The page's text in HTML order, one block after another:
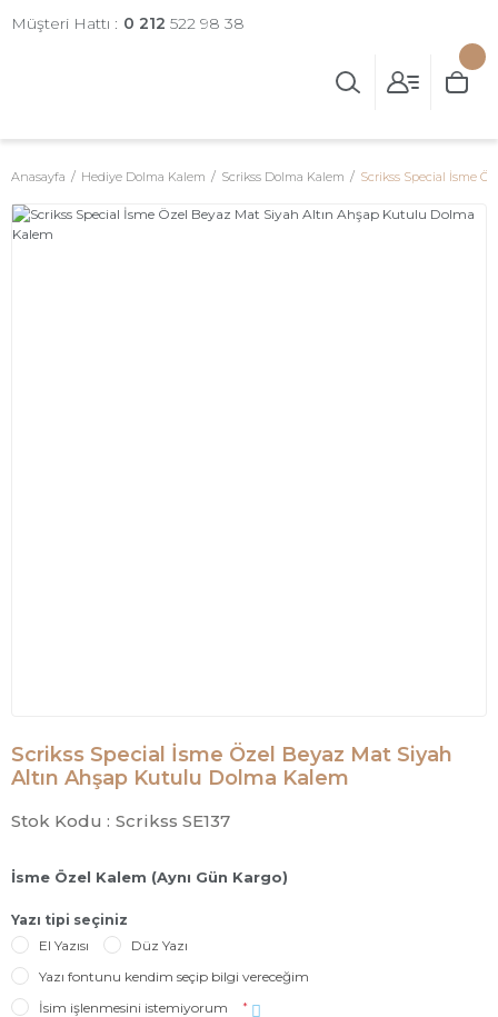
Müşteri Hattı : 0 212 522 98 38
Anasayfa Hediye Dolma Kalem Scrikss Dolma Kalem Scrikss Special İsme
Scrikss Special İsme Özel Beyaz Mat Siyah
Altın Ahşap Kutulu Dolma Kalem
Stok Kodu : Scrikss SE137
İsme Özel Kalem (Aynı Gün Kargo)
Yazı tipi seçiniz
El Yazısı
Düz Yazı
Yazı fontunu kendim seçip bilgi vereceğim
İsim işlenmesini istemiyorum
*